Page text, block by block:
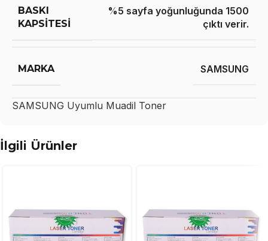
BASKI
KAPSITESI
%5 sayfa yoğunluğunda 1500
çıktı verir.
MARKA SAMSUNG
SAMSUNG Uyumlu Muadil Toner
İlgili Ürünler